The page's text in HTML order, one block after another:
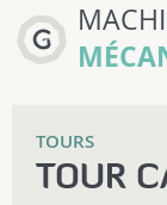
TOURS
TOUR